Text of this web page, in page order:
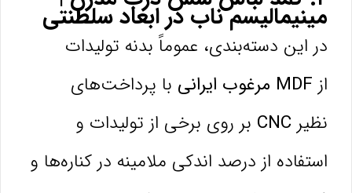
مینیمالیسم ناب در ابعاد سلطنتی
در این دسته‌بندی، عموماً بدنه تولیدات
از MDF مرغوب ایرانی
با پرداخت‌های
نظیر CNC بر روی برخی از تولیدات و
استفاده از درصد اندکی ملامینه در کناره‌ها و